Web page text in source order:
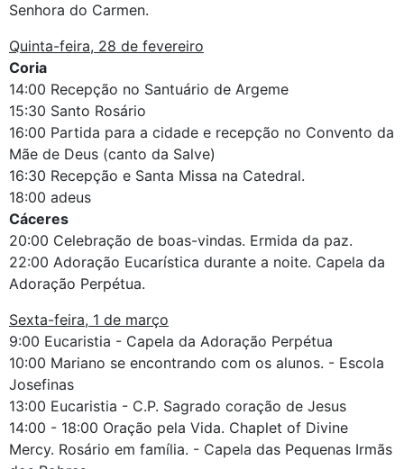
Senhora do Carmen.
Quinta-feira, 28 de fevereiro
Coria
14:00 Recepção no Santuário de Argeme
15:30 Santo Rosário
16:00 Partida para a cidade e recepção no Convento da
Mãe de Deus (canto da Salve)
16:30 Recepção e Santa Missa na Catedral.
18:00 adeus
Cáceres
20:00 Celebração de boas-vindas. Ermida da paz.
22:00 Adoração Eucarística durante a noite. Capela da
Adoração Perpétua.
Sexta-feira, 1 de março
9:00 Eucaristia - Capela da Adoração Perpétua
10:00 Mariano se encontrando com os alunos. - Escola
Josefinas
13:00 Eucaristia - C.P. Sagrado coração de Jesus
14:00 - 18:00 Oração pela Vida. Chaplet of Divine
Mercy. Rosário em família. - Capela das Pequenas Irmãs